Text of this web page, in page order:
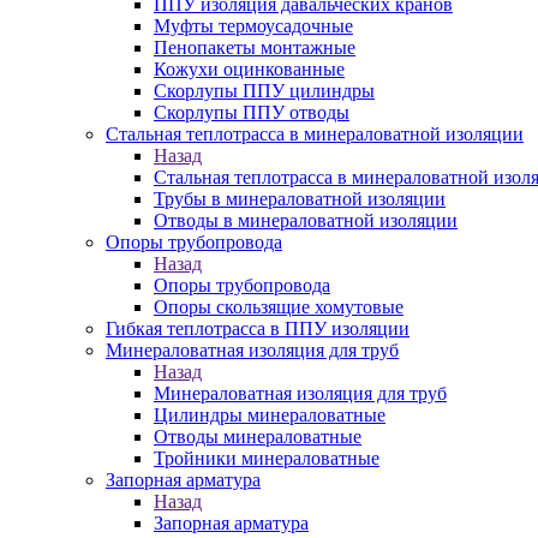
ППУ изоляция давальческих кранов
Муфты термоусадочные
Пенопакеты монтажные
Кожухи оцинкованные
Скорлупы ППУ цилиндры
Скорлупы ППУ отводы
Стальная теплотрасса в минераловатной изоляции
Назад
Стальная теплотрасса в минераловатной
Трубы в минераловатной изоляции
Отводы в минераловатной изоляции
Опоры трубопровода
Назад
Опоры трубопровода
Опоры скользящие хомутовые
Гибкая теплотрасса в ППУ изоляции
Минераловатная изоляция для труб
Назад
Минераловатная изоляция для труб
Цилиндры минераловатные
Отводы минераловатные
Тройники минераловатные
Запорная арматура
Назад
Запорная арматура